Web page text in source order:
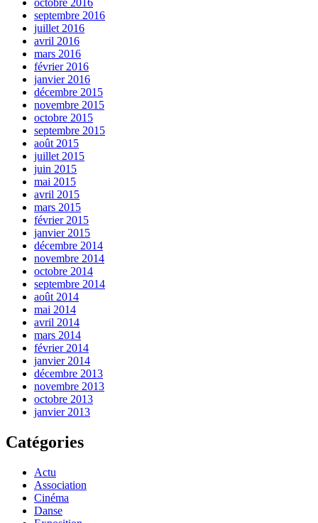
octobre 2016
septembre 2016
juillet 2016
avril 2016
mars 2016
février 2016
janvier 2016
décembre 2015
novembre 2015
octobre 2015
septembre 2015
août 2015
juillet 2015
juin 2015
mai 2015
avril 2015
mars 2015
février 2015
janvier 2015
décembre 2014
novembre 2014
octobre 2014
septembre 2014
août 2014
mai 2014
avril 2014
mars 2014
février 2014
janvier 2014
décembre 2013
novembre 2013
octobre 2013
janvier 2013
Catégories
Actu
Association
Cinéma
Danse